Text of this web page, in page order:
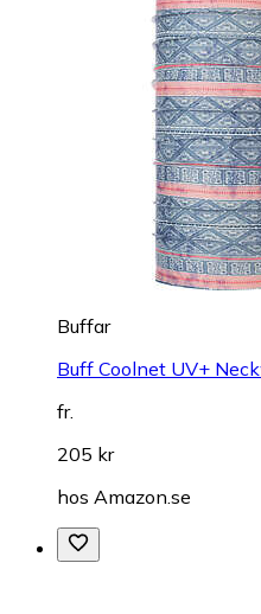
Buffar
Buff Coolnet UV+
fr.
205 kr
hos Amazon.se